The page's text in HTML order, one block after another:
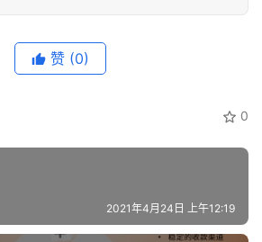
赞 (0)
0
2021年4月24日 上午12:19